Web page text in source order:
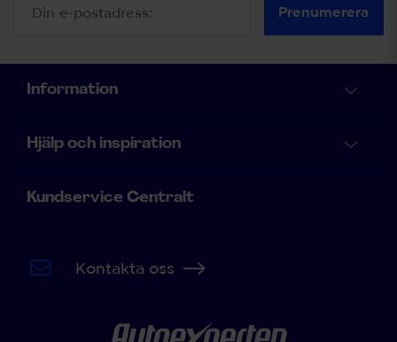
Prenumerera
Information
Hjälp och inspiration
Kundservice Centralt
Kontakta oss